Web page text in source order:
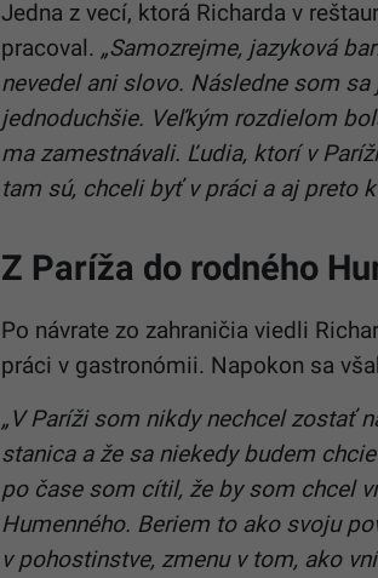
Jedna z vecí, ktorá Richarda v
pracoval. „Samozrejme, jazyková
nevedel ani slovo. Následne som
jednoduchšie. Veľkým rozdielom
ma zamestnávali. Ľudia, ktorí v
tam sú, chceli byť v práci a aj preto
Z Paríža do rodného
Po návrate zo zahraničia viedli
práci v gastronómii. Napokon sa
„V Paríži som nikdy nechcel zostať
stanica a že sa niekedy budem
po čase som cítil, že by som chcel
Humenného. Beriem to ako svoju
v pohostinstve, zmenu v tom, ako